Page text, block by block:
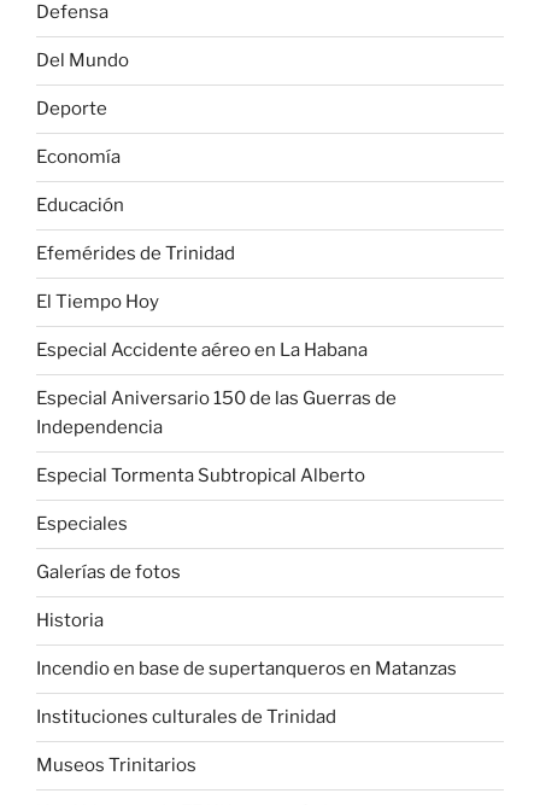
Defensa
Del Mundo
Deporte
Economía
Educación
Efemérides de Trinidad
El Tiempo Hoy
Especial Accidente aéreo en La Habana
Especial Aniversario 150 de las Guerras de
Independencia
Especial Tormenta Subtropical Alberto
Especiales
Galerías de fotos
Historia
Incendio en base de supertanqueros en Matanzas
Instituciones culturales de Trinidad
Museos Trinitarios